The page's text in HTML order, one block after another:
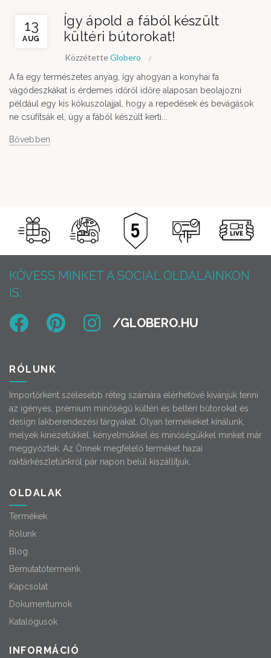
13
AUG
Így ápold a fából készült
kültéri bútorokat!
KözzétetteGlobero
A fa egy természetes anyag, így ahogyan a konyhai fa
vágódeszkákat is érdemes időről időre alaposan beolajozni
például egy kis kókuszolajjal, hogy a repedések és bevágások
ne csúfítsák el, úgy a fából készült kerti...
Bővebben
KÖVESS MINKET A SOCIAL OLDALAINKON
IS:
RÓLUNK
Importőrként szélesebb réteg számára elérhetővé kívánjuk tenni
az igényes, prémium minőségű kültéri és beltéri bútorokat és
design lakberendezési tárgyakat. Olyan termékeket kínálunk,
melyek kinézetükkel, kényelmükkel és minőségükkel minket már
meggyőztek. Az Önnek megfelelő terméket hazai
raktárkészletünkről pár napon belül kiszállítjuk.
OLDALAK
Termékek
Rólunk
Blog
Bemutatótermeink
Kapcsolat
Dokumentumok
Katalógusok
INFORMÁCIÓ